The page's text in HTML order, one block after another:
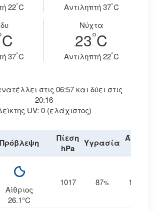
22°C Aντιληπτή 37°C
C
37°C
Νύχτα
23°C
Aντιληπτή 22°C
στις 06:57 και δύει στις
20:16
UV: 0 (ελάχιστος)
Πρόβλεψη
Πίεση
hPa
Υγρασία Άνεμος
Αίθριος
26.1°C
1017 87% 16